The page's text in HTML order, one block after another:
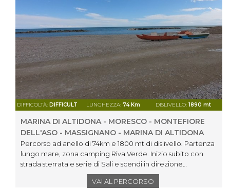
DIFFICOLTÀ: DIFFICULT LUNGHEZZA: 74 Km DISLIVELLO: 1890 mt
MARINA DI ALTIDONA - MORESCO - MONTEFIORE
DELL'ASO - MASSIGNANO - MARINA DI ALTIDONA
Percorso ad anello di 74km e 1800 mt di dislivello. Partenza
lungo mare, zona camping Riva Verde. Inizio subito con
strada sterrata e serie di Sali e scendi in direzione
Moresco/Monterubbiano. Proseguiamo attraverso strade
bianche e sterrato in direzione Montefiore dell’Aso.
VAI AL PERCORSO